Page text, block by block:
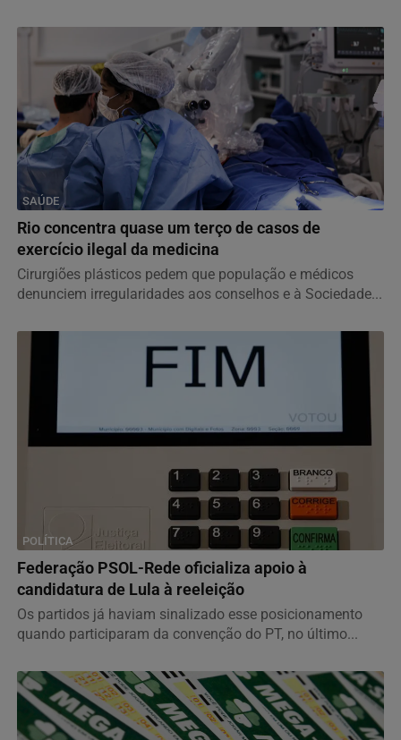
SAÚDE
Rio concentra quase um terço de casos de
exercício ilegal da medicina
Cirurgiões plásticos pedem que população e médicos
denunciem irregularidades aos conselhos e à Sociedade...
POLÍTICA
Federação PSOL-Rede oficializa apoio à
candidatura de Lula à reeleição
Os partidos já haviam sinalizado esse posicionamento
quando participaram da convenção do PT, no último...